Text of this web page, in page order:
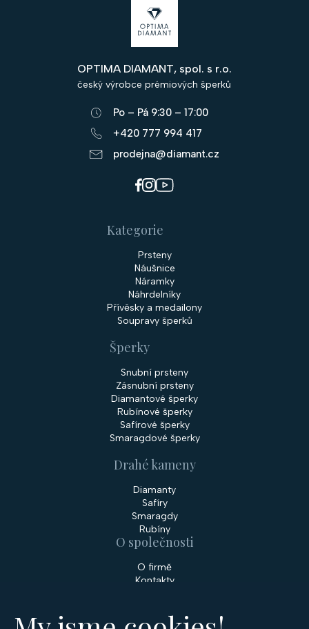
OPTIMA DIAMANT, spol. s r.o.
český výrobce prémiových šperků
Po – Pá 9:30 – 17:00
+420 777 994 417
prodejna@diamant.cz
Kategorie
Prsteny
Náušnice
Náramky
Náhrdelníky
Přívěsky a medailony
Soupravy šperků
Šperky
Snubní prsteny
Zásnubní prsteny
Diamantové šperky
Rubínové šperky
Safírové šperky
Smaragdové šperky
Drahé kameny
Diamanty
Safíry
Smaragdy
Rubíny
O společnosti
O firmě
Kontakty
Služby